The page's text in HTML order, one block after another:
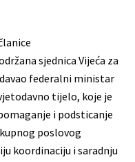
sjednica Vijeća za
federalni ministar
tijelo, koje je
i podsticanje
poslovog
koordinaciju i saradnju